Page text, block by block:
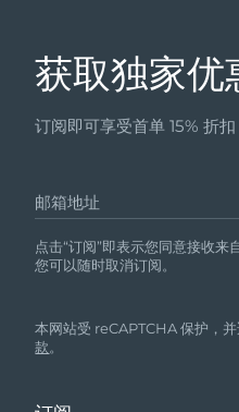
获取独家优
订阅即可享受首单 15% 折扣
邮箱地址
点击“订阅”即表示您同意接收
您可以随时取消订阅。
本网站受 reCAPTCHA 保护，
款。